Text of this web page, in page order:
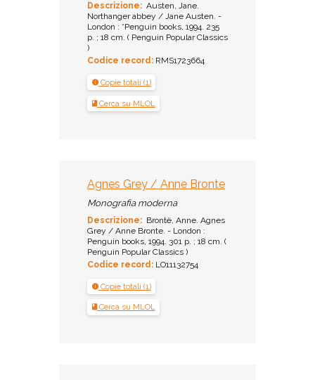
Descrizione: Austen, Jane.
Northanger abbey / Jane Austen. -
London : *Penguin books, 1994. 235
p. ; 18 cm. ( Penguin Popular Classics
)
Codice record: RMS1723664
Copie totali (1)
Cerca su MLOL
Agnes Grey / Anne Bronte
Monografia moderna
Descrizione: Brontë, Anne. Agnes
Grey / Anne Bronte. - London :
Penguin books, 1994. 301 p. ; 18 cm. (
Penguin Popular Classics )
Codice record: LO11132754
Copie totali (1)
Cerca su MLOL